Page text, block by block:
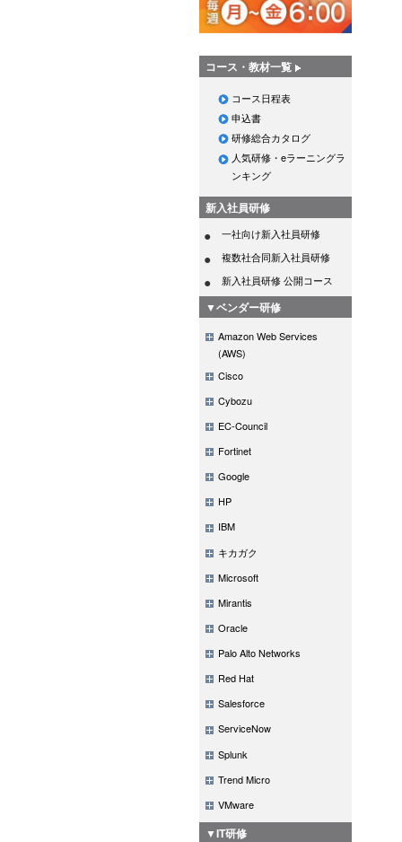
コース・教材一覧
コース日程表
申込書
研修総合カタログ
人気研修・eラーニングラ
ンキング
新入社員研修
一社向け新入社員研修
複数社合同新入社員研修
新入社員研修 公開コース
▼ベンダー研修
Amazon Web Services
(AWS)
Cisco
Cybozu
EC-Council
Fortinet
Google
HP
IBM
キカガク
Microsoft
Mirantis
Oracle
Palo Alto Networks
Red Hat
Salesforce
ServiceNow
Splunk
Trend Micro
VMware
▼IT研修